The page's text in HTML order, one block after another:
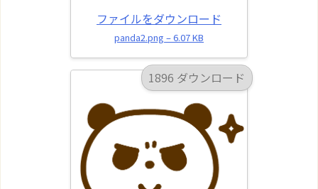
ファイルをダウンロード
panda2.png – 6.07 KB
1896 ダウンロード